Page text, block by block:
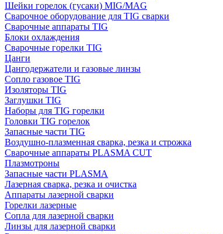
Шейки горелок (гусаки) MIG/MAG
Сварочное оборудование для TIG сварки
Сварочные аппараты TIG
Блоки охлаждения
Сварочные горелки TIG
Цанги
Цангодержатели и газовые линзы
Сопло газовое TIG
Изоляторы TIG
Заглушки TIG
Наборы для TIG горелки
Головки TIG горелок
Запасные части TIG
Воздушно-плазменная сварка, резка и строжка
Сварочные аппараты PLASMA CUT
Плазмотроны
Запасные части PLASMA
Лазерная сварка, резка и очистка
Аппараты лазерной сварки
Горелки лазерные
Сопла для лазерной сварки
Линзы для лазерной сварки